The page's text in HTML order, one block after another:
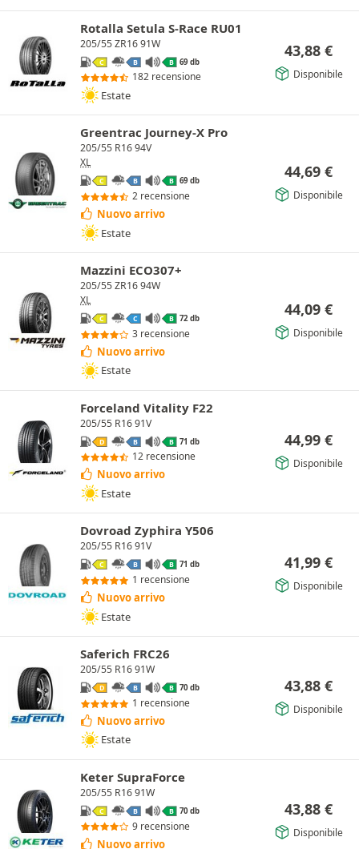
Rotalla Setula S-Race RU01
205/55 ZR16 91W
C B B 69 db
182 recensione
Estate
43,88 €
Disponibile
Greentrac Journey-X Pro
205/55 R16 94V
XL
C B B 69 db
2 recensione
Nuovo arrivo
Estate
44,69 €
Disponibile
Mazzini ECO307+
205/55 ZR16 94W
XL
C C B 72 db
3 recensione
Nuovo arrivo
Estate
44,09 €
Disponibile
Forceland Vitality F22
205/55 R16 91V
D B B 71 db
12 recensione
Nuovo arrivo
Estate
44,99 €
Disponibile
Dovroad Zyphira Y506
205/55 R16 91V
C B B 71 db
1 recensione
Nuovo arrivo
Estate
41,99 €
Disponibile
Saferich FRC26
205/55 R16 91W
D B B 70 db
1 recensione
Nuovo arrivo
Estate
43,88 €
Disponibile
Keter SupraForce
205/55 R16 91W
C B B 70 db
9 recensione
Nuovo arrivo
43,88 €
Disponibile